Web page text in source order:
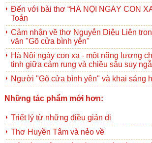
Đến với bài thơ “HÀ NỘI NGÀY CON
Toán
Cảm nhận về thơ Nguyễn Diệu Liên
văn "Gõ cửa bình yên"
Hà Nội ngày con xa - một năng lượng
tinh giữa cảm rung và chiều sâu suy
Người "Gõ cửa bình yên" và khai sáng
Những tác phẩm mới hơn:
Triết lý từ những điều giản dị
Thơ Huyền Tâm và nẻo về